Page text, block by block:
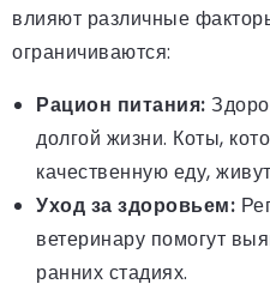
влияют различные
ограничиваются:
Рацион питания:
долгой жизни. Коты,
качественную еду,
Уход за здоровьем:
ветеринару помогут
ранних стадиях.